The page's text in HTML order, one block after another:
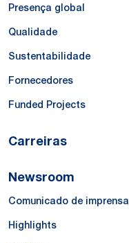
Presença global
Qualidade
Sustentabilidade
Fornecedores
Funded Projects
Carreiras
Newsroom
Comunicado de imprensa
Highlights